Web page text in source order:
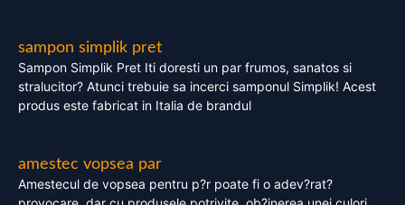
sampon simplik pret
Sampon Simplik Pret Iti doresti un par frumos, sanatos si
stralucitor? Atunci trebuie sa incerci samponul Simplik! Acest
produs este fabricat in Italia de brandul
amestec vopsea par
Amestecul de vopsea pentru p?r poate fi o adev?rat?